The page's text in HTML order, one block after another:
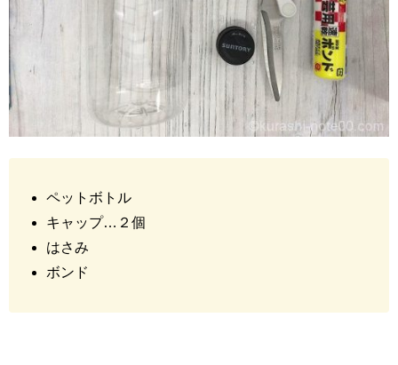
ペットボトル
キャップ…２個
はさみ
ボンド